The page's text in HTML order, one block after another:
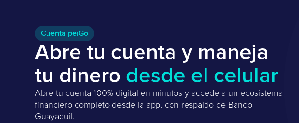
Cuenta peiGo
Abre tu cuenta y maneja
tu dinero desde el celular
Abre tu cuenta 100% digital en minutos y accede a un ecosistema
financiero completo desde la app, con respaldo de Banco
Guayaquil.